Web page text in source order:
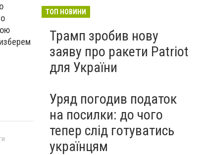
ТОП НОВИНИ
Трамп зробив нову
заяву про ракети Patriot
для України
Уряд погодив податок
на посилки: до чого
тепер слід готуватись
українцям